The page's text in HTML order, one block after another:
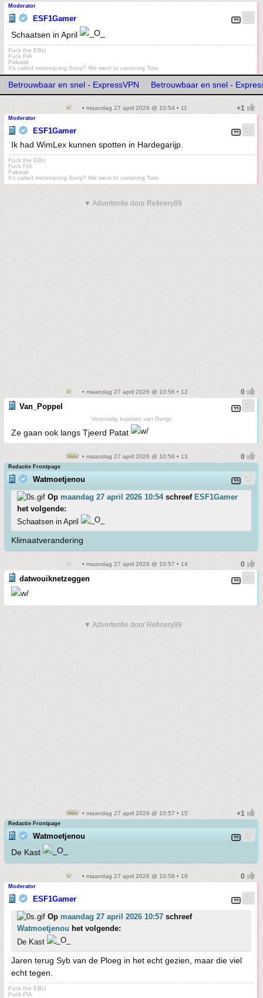
Moderator
ESF1Gamer
Schaatsen in April
Fuck the EBU
Fuck FIA
Pakaak
It's called motorracing.Sorry? We went to carracing Toto
Betrouwbaar en snel - ExpressVPN Betrouwbaar en snel -
• maandag 27 april 2026 @ 10:54 • 11
Moderator
ESF1Gamer
Ik had WimLex kunnen spotten in Hardegarijp.
Fuck the EBU
Fuck FIA
Pakaak
It's called motorracing.Sorry? We went to carracing Toto
▼ Advertentie door Refinery89
• maandag 27 april 2026 @ 10:56 • 12
Van_Poppel
Voormalig kopman van Gertje
Ze gaan ook langs Tjeerd Patat
• maandag 27 april 2026 @ 10:56 • 13
Redactie Frontpage
Watmoetjenou
Op maandag 27 april 2026 10:54schreef ESF1Gamer
het volgende:
Schaatsen in April
Klimaatverandering
• maandag 27 april 2026 @ 10:57 • 14
datwouiknetzeggen
▼ Advertentie door Refinery89
• maandag 27 april 2026 @ 10:57 • 15
Redactie Frontpage
Watmoetjenou
De Kast
• maandag 27 april 2026 @ 10:58 • 16
Moderator
ESF1Gamer
Op maandag 27 april 2026 10:57 schreef
Watmoetjenou het volgende:
De Kast
Jaren terug Syb van de Ploeg in het echt gezien, maar die viel
echt tegen.
Fuck the EBU
Fuck FIA